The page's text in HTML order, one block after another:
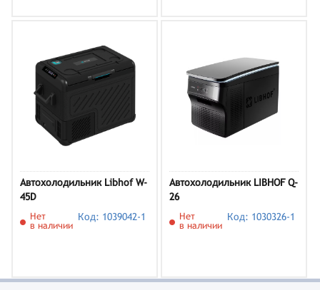
Автохолодильник Libhof W-
45D
Нет
в наличии
Код: 1039042-1
Автохолодильник LIBHOF Q-
26
Нет
в наличии
Код: 1030326-1